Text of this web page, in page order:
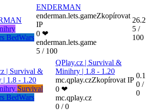
BedWars
ENDERMAN
enderman.lets.gameZkopírovat
IP
0 ❤
enderman.lets.game
5 / 100
26.2
5 /
100
| Survival &
| 1.8 - 1.20
Survival
BedWars
QPlay.cz | Survival &
Minihry | 1.8 - 1.20
mc.qplay.czZkopírovat IP
0 ❤
mc.qplay.cz
0 / 0
0.1
0 /
0